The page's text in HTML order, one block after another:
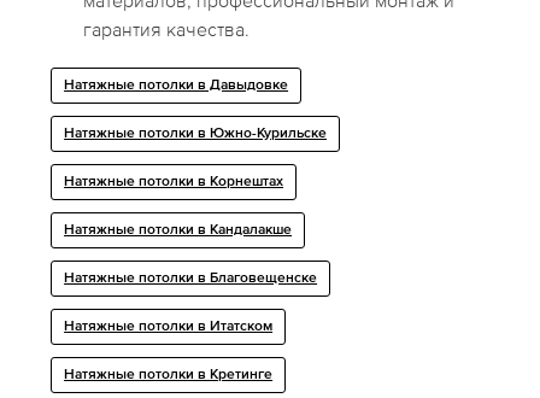
гарантия качества.
Натяжные потолки в Давыдовке
Натяжные потолки в Южно-Курильске
Натяжные потолки в Корнештах
Натяжные потолки в Кандалакше
Натяжные потолки в Благовещенске
Натяжные потолки в Итатском
Натяжные потолки в Кретинге